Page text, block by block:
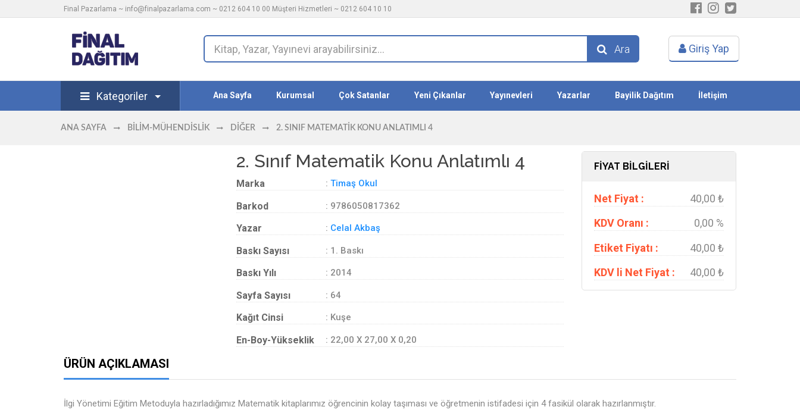
Final Pazarlama ~ info@finalpazarlama.com ~ 0212 604 10 00 Müşteri Hizmetleri ~ 0212 604 10 10
Ara Giriş Yap
Kategoriler Ana Sayfa Kurumsal Çok Satanlar Yeni Çıkanlar Yayınevleri Yazarlar Bayilik Dağıtım İletişim
ANA SAYFA BILIM-MÜHENDISLIK DIĞER 2. SINIF MATEMATIK KONU ANLATIMLI 4
2. Sınıf Matematik Konu Anlatımlı 4
Marka : Timaş Okul
Barkod : 9786050817362
Yazar : Celal Akbaş
Baskı Sayısı : 1. Baskı
Baskı Yılı : 2014
Sayfa Sayısı : 64
Kağıt Cinsi : Kuşe
En-Boy-Yükseklik : 22,00 X 27,00 X 0,20
FİYAT BİLGİLERİ
Net Fiyat :
40,00 ₺
KDV Oranı :
0,00 %
Etiket Fiyatı :
40,00 ₺
KDV li Net Fiyat :
40,00 ₺
ÜRÜN AÇIKLAMASI
İlgi Yönetimi Eğitim Metoduyla hazırladığımız Matematik kitaplarımız öğrencinin kolay taşıması ve öğretmenin istifadesi için 4 fasikül olarak hazırlanmıştır.